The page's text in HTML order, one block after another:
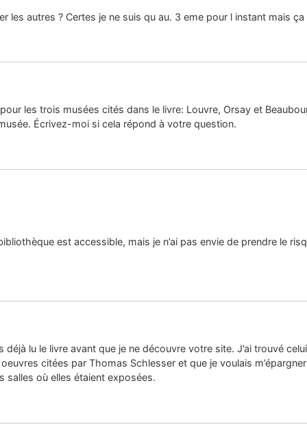
les autres ? Certes je ne suis qu au. 3 eme pour l instant mais
les trois musées cités dans le livre: Louvre, Orsay et
Écrivez-moi si cela répond à votre question.
est accessible, mais je n’ai pas envie de prendre le
lu le livre avant que je ne découvre votre site. J’ai trouvé
citées par Thomas Schlesser et que je voulais
salles où elles étaient exposées.